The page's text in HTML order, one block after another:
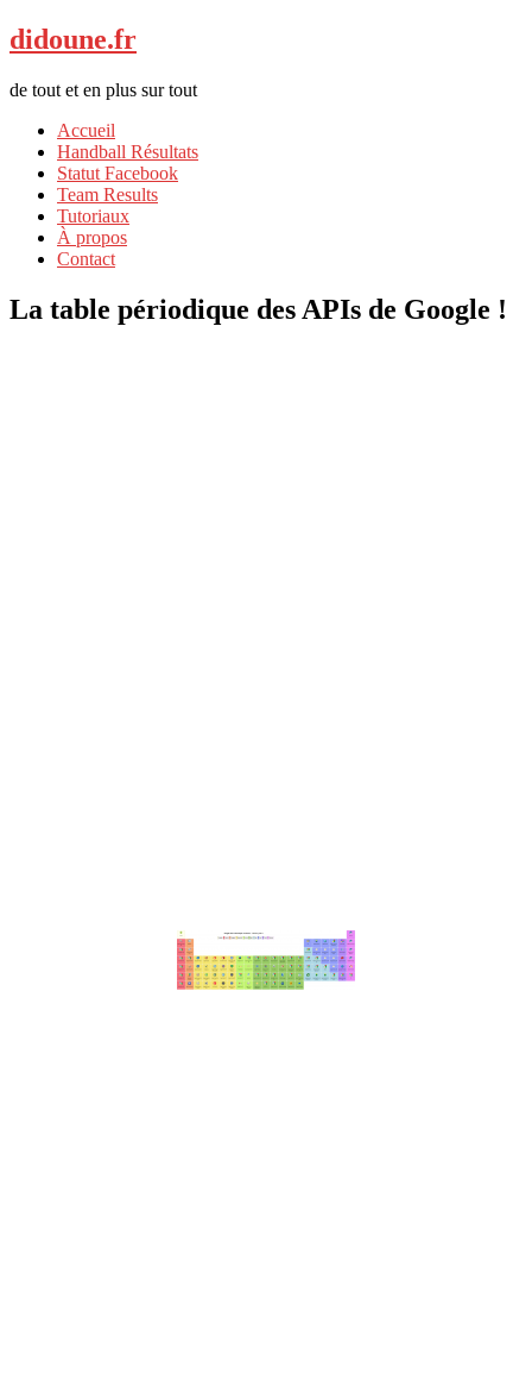
didoune.fr
de tout et en plus sur tout
Accueil
Handball Résultats
Statut Facebook
Team Results
Tutoriaux
À propos
Contact
La table périodique des APIs de Google !